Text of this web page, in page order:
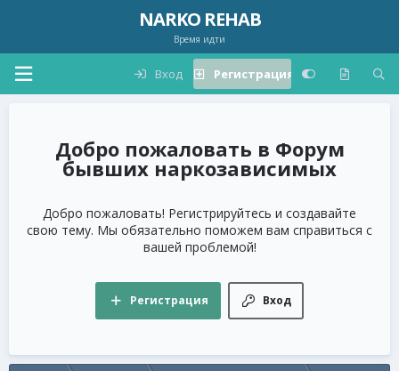
NARKO REHAB
Время идти
Вход Регистрация
Форум
бывших наркозависимых
Добро пожаловать! Регистрируйтесь и создавайте
свою тему. Мы обязательно поможем вам справиться с
вашей проблемой!
Вход
Регистрация